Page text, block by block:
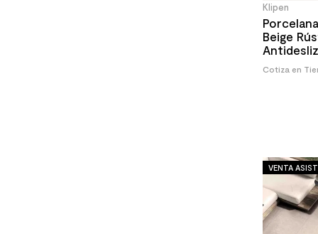
Klipen
Beige
Cotiza en
VENTA